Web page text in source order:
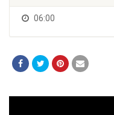
06:00